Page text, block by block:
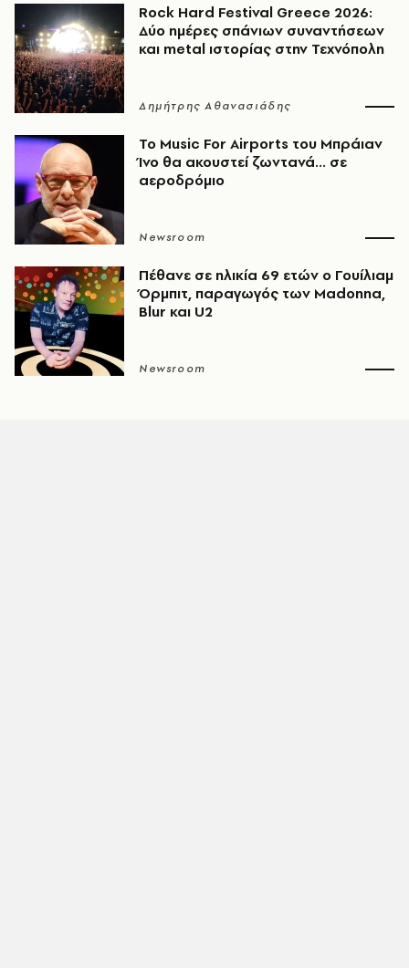
Rock Hard Festival Greece 2026:
Δύο ημέρες σπάνιων συναντήσεων
και metal ιστορίας στην Τεχνόπολη
Δημήτρης Αθανασιάδης
Το Music For Airports του Μπράιαν
Ίνο θα ακουστεί ζωντανά... σε
αεροδρόμιο
Newsroom
Πέθανε σε ηλικία 69 ετών ο Γουίλιαμ
Όρμπιτ, παραγωγός των Madonna,
Blur και U2
Newsroom